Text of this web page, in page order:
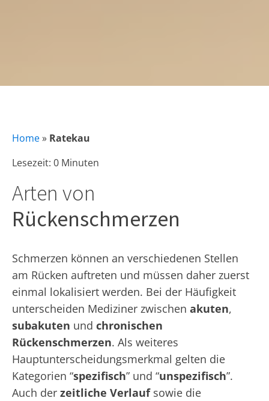
Home» Ratekau
Lesezeit: 0 Minuten
Arten von
Rückenschmerzen
Schmerzen können an verschiedenen Stellen
am Rücken auftreten und müssen daher zuerst
einmal lokalisiert werden. Bei der Häufigkeit
unterscheiden Mediziner zwischen akuten,
subakuten und chronischen
Rückenschmerzen. Als weiteres
Hauptunterscheidungsmerkmal gelten die
Kategorien “spezifisch” und “unspezifisch”.
Auch der zeitliche Verlauf sowie die